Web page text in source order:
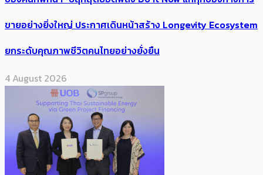
ขายอย่างยิ่งใหญ่ ประกาศเดินหน้าสร้าง Longevity Ecosystem
ยกระดับคุณภาพชีวิตคนไทยอย่างยั่งยืน
4 August 2026